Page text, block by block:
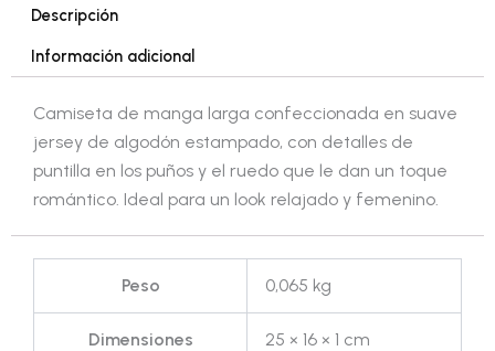
Descripción
Información adicional
Camiseta de manga larga confeccionada en suave
jersey de algodón estampado, con detalles de
puntilla en los puños y el ruedo que le dan un toque
romántico. Ideal para un look relajado y femenino.
Peso 0,065 kg
Dimensiones 25 × 16 × 1 cm